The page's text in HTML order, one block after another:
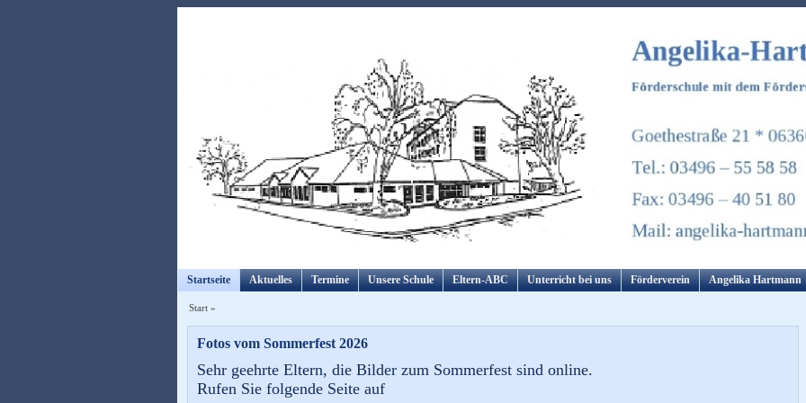
Startseite Aktuelles Termine Unsere Schule Eltern-ABC Unterricht bei uns Förderverein Angelika Hartmann
Start»
Fotos vom Sommerfest 2026
Sehr geehrte Eltern, die Bilder zum Sommerfest sind online.
Rufen Sie folgende Seite auf